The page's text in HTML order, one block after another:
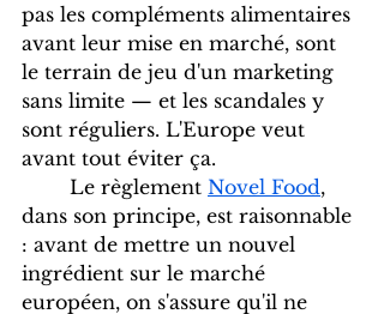
pas les compléments alimentaires
avant leur mise en marché, sont
le terrain de jeu d'un marketing
sans limite — et les scandales y
sont réguliers. L'Europe veut
avant tout éviter ça.
	Le règlement
Novel Food,
dans son principe, est raisonnable
: avant de mettre un nouvel
ingrédient sur le marché
européen, on s'assure qu'il ne